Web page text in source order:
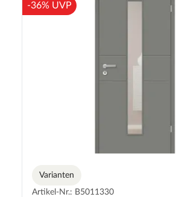
-36% UVP
Varianten
Artikel-Nr.: B5011330